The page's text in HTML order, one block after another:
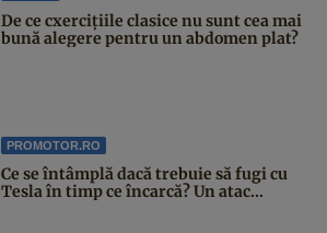
De ce cxercițiile clasice nu sunt cea mai
bună alegere pentru un abdomen plat?
PROMOTOR.RO
Ce se întâmplă dacă trebuie să fugi cu
Tesla în timp ce încarcă? Un atac...